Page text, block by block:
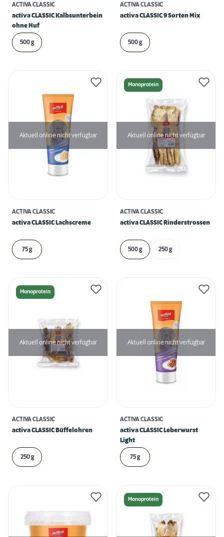
ACTIVA CLASSIC
activa CLASSIC Kalbsunterbein
ohne Huf
500 g
ACTIVA CLASSIC
activa CLASSIC 9 Sorten Mix
500 g
Aktuell online nicht verfügbar
ACTIVA CLASSIC
activa CLASSIC Lachscreme
75 g
Monoprotein
Aktuell online nicht verfügbar
ACTIVA CLASSIC
activa CLASSIC Rinderstrossen
500 g 250 g
Monoprotein
Aktuell online nicht verfügbar
ACTIVA CLASSIC
activa CLASSIC Büffelohren
250 g
Aktuell online nicht verfügbar
ACTIVA CLASSIC
activa CLASSIC Leberwurst
Light
75 g
Monoprotein